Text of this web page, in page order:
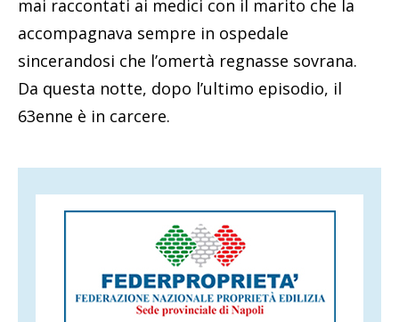
mai raccontati ai medici con il marito che la
accompagnava sempre in ospedale
sincerandosi che l’omertà regnasse sovrana.
Da questa notte, dopo l’ultimo episodio, il
63enne è in carcere.